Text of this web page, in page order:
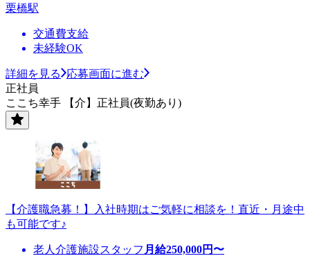
栗橋駅
交通費支給
未経験OK
詳細を見る
応募画面に進む
正社員
ここち幸手 【介】正社員(夜勤あり)
【介護職急募！】入社時期はご気軽に相談を！直近・月途中
も可能です♪
老人介護施設スタッフ 月給250,000円〜